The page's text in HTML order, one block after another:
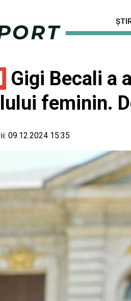
Gigi Becali a
feminin.
09.12.2024 15:35